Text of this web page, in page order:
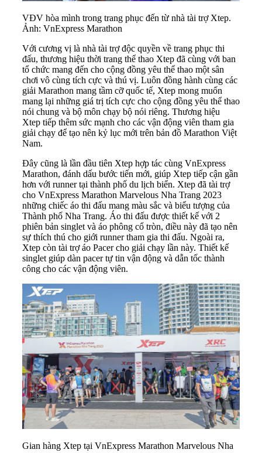
VĐV hòa mình trong trang phục đến từ nhà tài trợ Xtep.
Ảnh: VnExpress Marathon
Với cương vị là nhà tài trợ độc quyền về trang phục thi
đấu, thương hiệu thời trang thể thao Xtep đã cùng với ban
tổ chức mang đến cho cộng đồng yêu thể thao một sân
chơi vô cùng tích cực và thú vị. Luôn đồng hành cùng các
giải Marathon mang tầm cỡ quốc tế, Xtep mong muốn
mang lại những giá trị tích cực cho cộng đồng yêu thể thao
nói chung và bộ môn chạy bộ nói riêng. Thương hiệu
Xtep tiếp thêm sức mạnh cho các vận động viên tham gia
giải chạy để tạo nên kỷ lục mới trên bản đồ Marathon Việt
Nam.
Đây cũng là lần đầu tiên Xtep hợp tác cùng VnExpress
Marathon, đánh dấu bước tiến mới, giúp Xtep tiếp cận gần
hơn với runner tại thành phố du lịch biển. Xtep đã tài trợ
cho VnExpress Marathon Marvelous Nha Trang 2023
những chiếc áo thi đấu mang màu sắc và biểu tượng của
Thành phố Nha Trang. Áo thi đấu được thiết kế với 2
phiên bản singlet và áo phông cổ tròn, điều này đã tạo nên
sự thích thú cho giới runner tham gia thi đấu. Ngoài ra,
Xtep còn tài trợ áo Pacer cho giải chạy lần này. Thiết kế
singlet giúp dàn pacer tự tin vận động và dẫn tốc thành
công cho các vận động viên.
Gian hàng Xtep tại VnExpress Marathon Marvelous Nha